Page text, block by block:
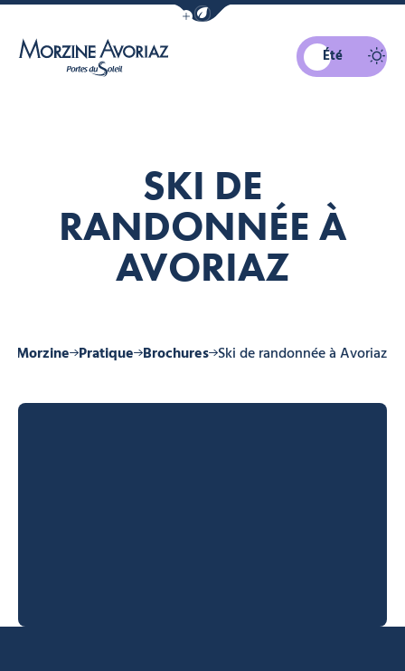
Afficher la barre de navigation du
Été
SKI DE
RANDONNÉE À
AVORIAZ
à Morzine Pratique Brochures Ski de randonnée à Avoriaz